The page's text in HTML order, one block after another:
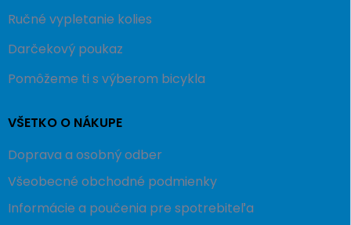
Ručné vypletanie kolies
Darčekový poukaz
Pomôžeme ti s výberom bicykla
VŠETKO O NÁKUPE
Doprava a osobný odber
Všeobecné obchodné podmienky
Informácie a poučenia pre spotrebiteľa